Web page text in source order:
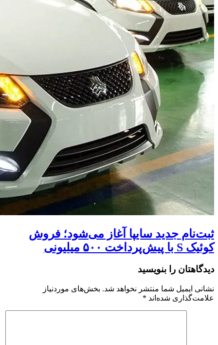
ثبت‌نام جدید سایپا آغاز می‌شود؛ فروش
کوئیک S با پیش‌پرداخت ۵۰۰ میلیونی
دیدگاهتان را بنویسید
نشانی ایمیل شما منتشر نخواهد شد. بخش‌های موردنیاز
علامت‌گذاری شده‌اند *